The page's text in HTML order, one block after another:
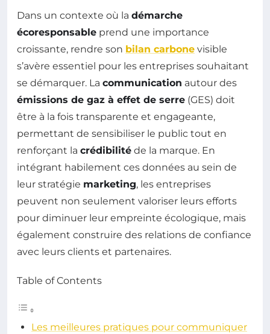
Dans un contexte où la démarche
écoresponsable prend une importance
croissante, rendre son bilan carbone visible
s’avère essentiel pour les entreprises souhaitant
se démarquer. La communication autour des
émissions de gaz à effet de serre (GES) doit
être à la fois transparente et engageante,
permettant de sensibiliser le public tout en
renforçant la crédibilité de la marque. En
intégrant habilement ces données au sein de
leur stratégie marketing, les entreprises
peuvent non seulement valoriser leurs efforts
pour diminuer leur empreinte écologique, mais
également construire des relations de confiance
avec leurs clients et partenaires.
Table of Contents
Les meilleures pratiques pour communiquer